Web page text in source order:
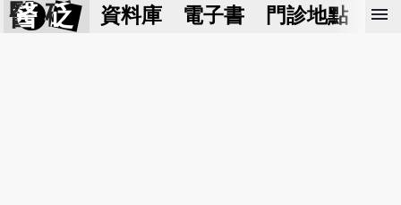
醫 砭 資料庫 電子書 門診地點 預
menu